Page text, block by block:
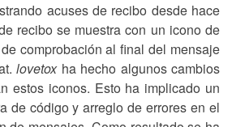
acuses de recibo desde hace
recibo se muestra con un icono de
comprobación al final del mensaje
lovetoxha hecho algunos cambios
estos iconos. Esto ha implicado un
de código y arreglo de errores en el